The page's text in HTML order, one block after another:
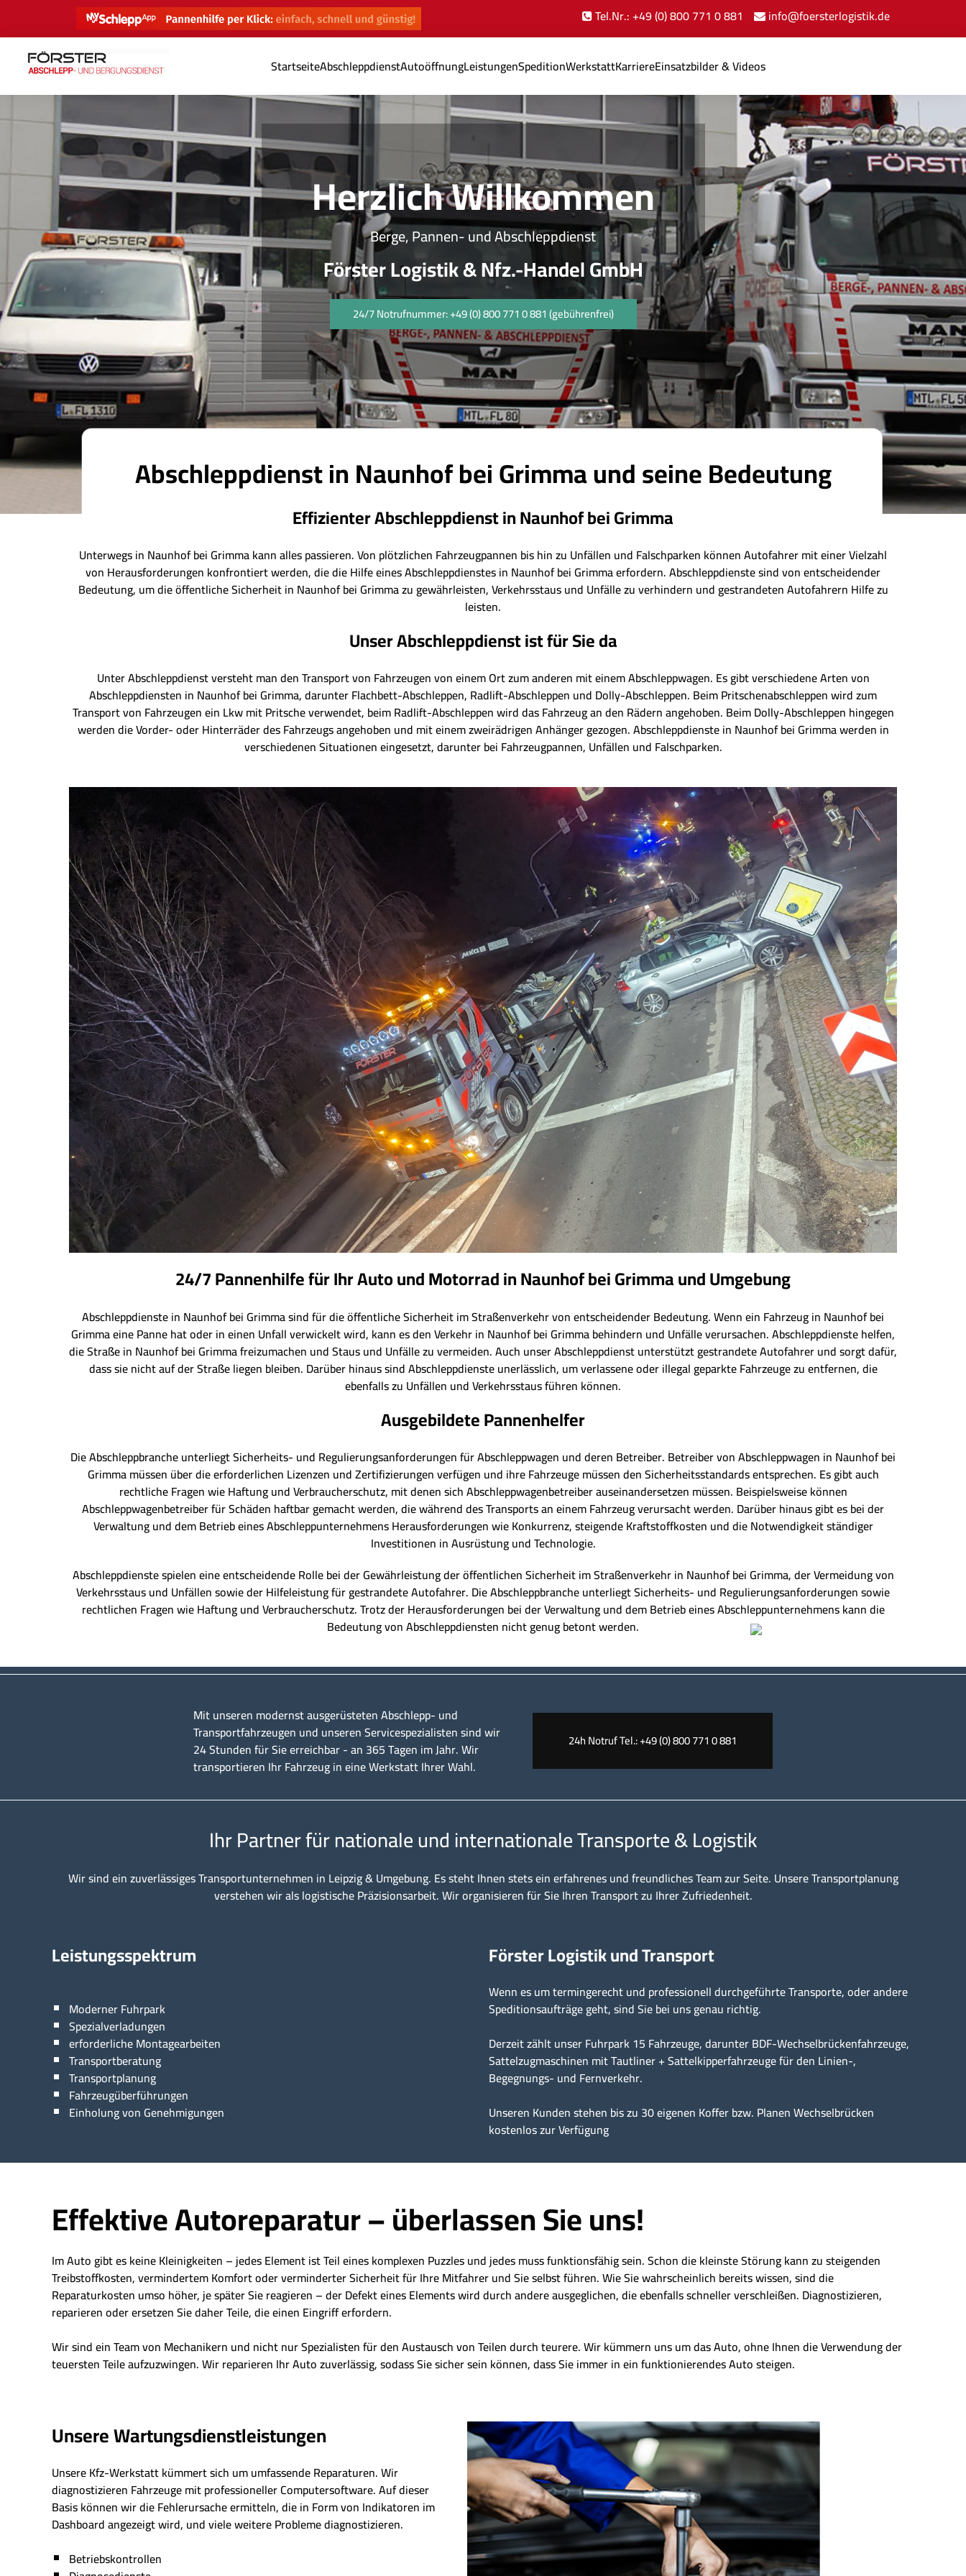
Tel.Nr.: +49 (0) 800 771 0 881 info@foersterlogistik.de
StartseiteAbschleppdienstAutoöffnungLeistungenSpeditionWerkstattKarriereEinsatzbilder & Videos
Herzlich Willkommen
Berge, Pannen- und Abschleppdienst
Förster Logistik & Nfz.-Handel GmbH
24/7 Notrufnummer: +49 (0) 800 771 0 881 (gebührenfrei)
Abschleppdienst in Naunhof bei Grimma und seine Bedeutung
Effizienter Abschleppdienst in Naunhof bei Grimma
Unterwegs in Naunhof bei Grimma kann alles passieren. Von plötzlichen Fahrzeugpannen bis hin zu Unfällen und Falschparken können Autofahrer mit einer Vielzahl
von Herausforderungen konfrontiert werden, die die Hilfe eines Abschleppdienstes in Naunhof bei Grimma erfordern. Abschleppdienste sind von entscheidender
Bedeutung, um die öffentliche Sicherheit in Naunhof bei Grimma zu gewährleisten, Verkehrsstaus und Unfälle zu verhindern und gestrandeten Autofahrern Hilfe zu
leisten.
Unser Abschleppdienst ist für Sie da
Unter Abschleppdienst versteht man den Transport von Fahrzeugen von einem Ort zum anderen mit einem Abschleppwagen. Es gibt verschiedene Arten von
Abschleppdiensten in Naunhof bei Grimma, darunter Flachbett-Abschleppen, Radlift-Abschleppen und Dolly-Abschleppen. Beim Pritschenabschleppen wird zum
Transport von Fahrzeugen ein Lkw mit Pritsche verwendet, beim Radlift-Abschleppen wird das Fahrzeug an den Rädern angehoben. Beim Dolly-Abschleppen hingegen
werden die Vorder- oder Hinterräder des Fahrzeugs angehoben und mit einem zweirädrigen Anhänger gezogen. Abschleppdienste in Naunhof bei Grimma werden in
verschiedenen Situationen eingesetzt, darunter bei Fahrzeugpannen, Unfällen und Falschparken.
24/7 Pannenhilfe für Ihr Auto und Motorrad in Naunhof bei Grimma und Umgebung
Abschleppdienste in Naunhof bei Grimma sind für die öffentliche Sicherheit im Straßenverkehr von entscheidender Bedeutung. Wenn ein Fahrzeug in Naunhof bei
Grimma eine Panne hat oder in einen Unfall verwickelt wird, kann es den Verkehr in Naunhof bei Grimma behindern und Unfälle verursachen. Abschleppdienste helfen,
die Straße in Naunhof bei Grimma freizumachen und Staus und Unfälle zu vermeiden. Auch unser Abschleppdienst unterstützt gestrandete Autofahrer und sorgt dafür,
dass sie nicht auf der Straße liegen bleiben. Darüber hinaus sind Abschleppdienste unerlässlich, um verlassene oder illegal geparkte Fahrzeuge zu entfernen, die
ebenfalls zu Unfällen und Verkehrsstaus führen können.
Ausgebildete Pannenhelfer
Die Abschleppbranche unterliegt Sicherheits- und Regulierungsanforderungen für Abschleppwagen und deren Betreiber. Betreiber von Abschleppwagen in Naunhof bei
Grimma müssen über die erforderlichen Lizenzen und Zertifizierungen verfügen und ihre Fahrzeuge müssen den Sicherheitsstandards entsprechen. Es gibt auch
rechtliche Fragen wie Haftung und Verbraucherschutz, mit denen sich Abschleppwagenbetreiber auseinandersetzen müssen. Beispielsweise können
Abschleppwagenbetreiber für Schäden haftbar gemacht werden, die während des Transports an einem Fahrzeug verursacht werden. Darüber hinaus gibt es bei der
Verwaltung und dem Betrieb eines Abschleppunternehmens Herausforderungen wie Konkurrenz, steigende Kraftstoffkosten und die Notwendigkeit ständiger
Investitionen in Ausrüstung und Technologie.
Abschleppdienste spielen eine entscheidende Rolle bei der Gewährleistung der öffentlichen Sicherheit im Straßenverkehr in Naunhof bei Grimma, der Vermeidung von
Verkehrsstaus und Unfällen sowie der Hilfeleistung für gestrandete Autofahrer. Die Abschleppbranche unterliegt Sicherheits- und Regulierungsanforderungen sowie
rechtlichen Fragen wie Haftung und Verbraucherschutz. Trotz der Herausforderungen bei der Verwaltung und dem Betrieb eines Abschleppunternehmens kann die
Bedeutung von Abschleppdiensten nicht genug betont werden.
Mit unseren modernst ausgerüsteten Abschlepp- und
Transportfahrzeugen und unseren Servicespezialisten sind wir
24 Stunden für Sie erreichbar - an 365 Tagen im Jahr. Wir
transportieren Ihr Fahrzeug in eine Werkstatt Ihrer Wahl.
24h Notruf Tel.: +49 (0) 800 771 0 881
Ihr Partner für nationale und internationale Transporte & Logistik
Wir sind ein zuverlässiges Transportunternehmen in Leipzig & Umgebung. Es steht Ihnen stets ein erfahrenes und freundliches Team zur Seite. Unsere Transportplanung
verstehen wir als logistische Präzisionsarbeit. Wir organisieren für Sie Ihren Transport zu Ihrer Zufriedenheit.
Leistungsspektrum
Moderner Fuhrpark
Spezialverladungen
erforderliche Montagearbeiten
Transportberatung
Transportplanung
Fahrzeugüberführungen
Einholung von Genehmigungen
Förster Logistik und Transport
Wenn es um termingerecht und professionell durchgeführte Transporte, oder andere
Speditionsaufträge geht, sind Sie bei uns genau richtig.
Derzeit zählt unser Fuhrpark 15 Fahrzeuge, darunter BDF-Wechselbrückenfahrzeuge,
Sattelzugmaschinen mit Tautliner + Sattelkipperfahrzeuge für den Linien-,
Begegnungs- und Fernverkehr.
Unseren Kunden stehen bis zu 30 eigenen Koffer bzw. Planen Wechselbrücken
kostenlos zur Verfügung
Effektive Autoreparatur – überlassen Sie uns!
Im Auto gibt es keine Kleinigkeiten – jedes Element ist Teil eines komplexen Puzzles und jedes muss funktionsfähig sein. Schon die kleinste Störung kann zu steigenden
Treibstoffkosten, vermindertem Komfort oder verminderter Sicherheit für Ihre Mitfahrer und Sie selbst führen. Wie Sie wahrscheinlich bereits wissen, sind die
Reparaturkosten umso höher, je später Sie reagieren – der Defekt eines Elements wird durch andere ausgeglichen, die ebenfalls schneller verschleißen. Diagnostizieren,
reparieren oder ersetzen Sie daher Teile, die einen Eingriff erfordern.
Wir sind ein Team von Mechanikern und nicht nur Spezialisten für den Austausch von Teilen durch teurere. Wir kümmern uns um das Auto, ohne Ihnen die Verwendung der
teuersten Teile aufzuzwingen. Wir reparieren Ihr Auto zuverlässig, sodass Sie sicher sein können, dass Sie immer in ein funktionierendes Auto steigen.
Unsere Wartungsdienstleistungen
Unsere Kfz-Werkstatt kümmert sich um umfassende Reparaturen. Wir
diagnostizieren Fahrzeuge mit professioneller Computersoftware. Auf dieser
Basis können wir die Fehlerursache ermitteln, die in Form von Indikatoren im
Dashboard angezeigt wird, und viele weitere Probleme diagnostizieren.
Betriebskontrollen